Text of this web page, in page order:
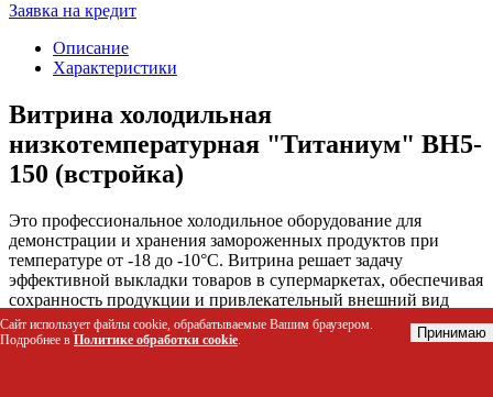
Заявка на кредит
Описание
Характеристики
Витрина холодильная
низкотемпературная "Титаниум" ВН5-
150 (встройка)
Это профессиональное холодильное оборудование для
демонстрации и хранения замороженных продуктов при
температуре от -18 до -10°С. Витрина решает задачу
эффективной выкладки товаров в супермаркетах, обеспечивая
сохранность продукции и привлекательный внешний вид
благодаря современному дизайну и качественному
освещению. Модель предназначена для встройки в торговые
Сайт использует файлы cookie, обрабатываемые Вашим браузером.
Подробнее в Политике обработки cookie. Принимаю